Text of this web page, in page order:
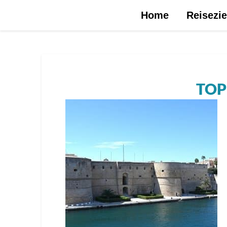
Urlaubsreise.blog – dein Reiseblog …
Home